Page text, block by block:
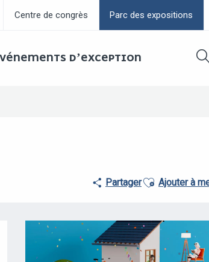
Centre de congrès Parc des expositions
D’EXCEPTION
PartagerAjouter aux
Ajouter à